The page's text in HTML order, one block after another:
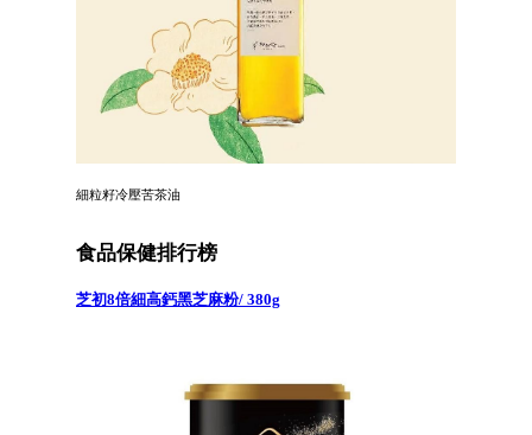
細粒籽冷壓苦茶油
食品保健排行榜
芝初8倍細高鈣黑芝麻粉/ 380g